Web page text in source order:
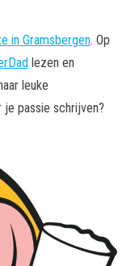
in Gramsbergen. Op
lezen en
leuke
passie schrijven?